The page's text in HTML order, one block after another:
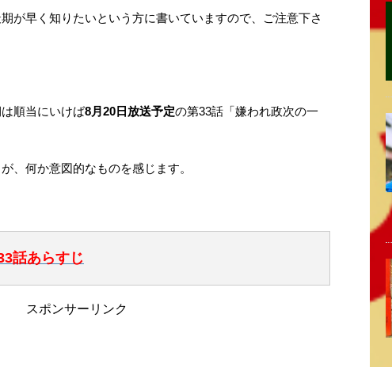
が早く知りたいという方に書いていますので、ご注意下さ
順当にいけば8月20日放送予定の第33話「嫌われ政次の一
、何か意図的なものを感じます。
話あらすじ
スポンサーリンク